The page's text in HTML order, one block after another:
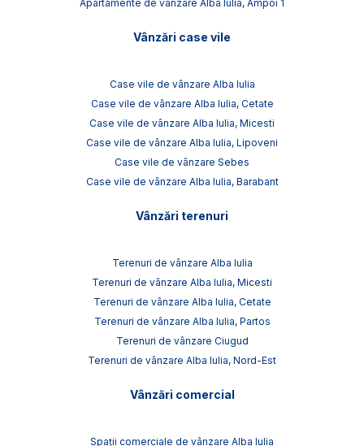
Apartamente de vânzare Alba Iulia, Ampoi 1
Vânzări case vile
Case vile de vânzare Alba Iulia
Case vile de vânzare Alba Iulia, Cetate
Case vile de vânzare Alba Iulia, Micesti
Case vile de vânzare Alba Iulia, Lipoveni
Case vile de vânzare Sebes
Case vile de vânzare Alba Iulia, Barabant
Vânzări terenuri
Terenuri de vânzare Alba Iulia
Terenuri de vânzare Alba Iulia, Micesti
Terenuri de vânzare Alba Iulia, Cetate
Terenuri de vânzare Alba Iulia, Partos
Terenuri de vânzare Ciugud
Terenuri de vânzare Alba Iulia, Nord-Est
Vânzări comercial
Spații comerciale de vânzare Alba Iulia